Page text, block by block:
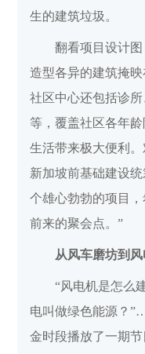
生的建筑垃圾。
翻看项目设计
造型各异的建筑掩
社区中心还包括诊
等，覆盖社区各年
生活带来极大便利。
新加坡前基础建设
个雄心勃勃的项目
前来的聚会点。”
从风车磨坊到
“风电机是怎么
电叫做绿色能源？
金时段播放了一期